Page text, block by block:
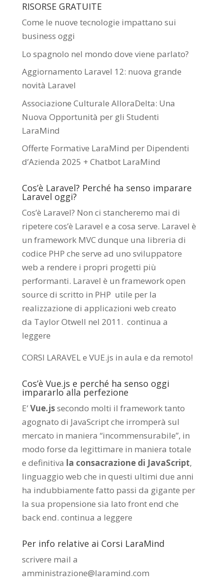
RISORSE GRATUITE
Come le nuove tecnologie impattano sui
business oggi
Lo spagnolo nel mondo dove viene parlato?
Aggiornamento Laravel 12: nuova grande
novità Laravel
Associazione Culturale AlloraDelta: Una
Nuova Opportunità per gli Studenti
LaraMind
Offerte Formative LaraMind per Dipendenti
d’Azienda 2025 + Chatbot LaraMind
Cos’è Laravel? Perché ha senso imparare
Laravel oggi?
Cos’è Laravel? Non ci stancheremo mai di
ripetere cos’è Laravel e a cosa serve. Laravel è
un framework MVC dunque una libreria di
codice PHP che serve ad uno sviluppatore
web a rendere i propri progetti più
performanti. Laravel è un framework open
source di scritto in PHP utile per la
realizzazione di applicazioni web creato
da Taylor Otwell nel 2011. continua a
leggere
CORSI LARAVEL e VUE.js in aula e da remoto!
Cos’è Vue.js e perché ha senso oggi
impararlo alla perfezione
E’Vue.jssecondo molti il framework tanto
agognato di JavaScript che irromperà sul
mercato in maniera “incommensurabile”, in
modo forse da legittimare in maniera totale
e definitiva la consacrazione di JavaScript,
linguaggio web che in questi ultimi due anni
ha indubbiamente fatto passi da gigante per
la sua propensione sia lato front end che
back end. continua a leggere
Per info relative ai Corsi LaraMind
scrivere mail a
amministrazione@laramind.com